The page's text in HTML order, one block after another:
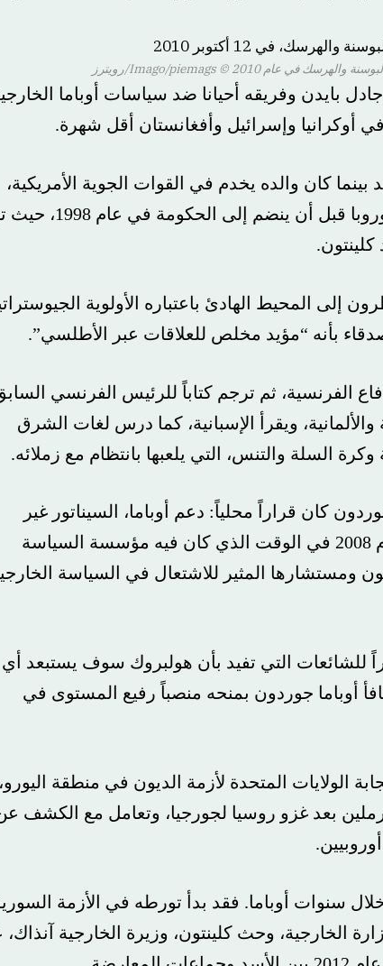
في عام 2010 © Imago/piemags/رويترز
وفريقه أحيانا ضد سياسات أوباما الخارجية،
وإسرائيل وأفغانستان أقل شهرة.
كان والده يخدم في القوات الجوية الأمريكية،
وشغل مناصب تدريسية في الولايات المتحدة وأوروبا قبل أن ينضم إلى الحكومة في عام 1998، حيث تولى
الهادئ باعتباره الأولوية الجيوستراتيجية
بأنه “مؤيد مخلص للعلاقات عبر الأطلسي”.
ثم ترجم كتاباً للرئيس الفرنسي السابق
ويقرأ الإسبانية، كما درس لغات الشرق
والتنس، التي يلعبها بانتظام مع زملائه.
قراراً محلياً: دعم أوباما، السيناتور غير
المعروف نسبياً عن ولاية إلينوي، للرئاسة في عام 2008 في الوقت الذي كان فيه مؤسسة السياسة
المثير للاشتعال في السياسة الخارجية
التي تفيد بأن هولبروك سوف يستبعد أي
جوردون بمنحه منصباً رفيع المستوى في
المتحدة لأزمة الديون في منطقة اليورو،
بعد غزو روسيا لجورجيا، وتعامل مع الكشف عن
أوباما. فقد بدأ تورطه في الأزمة السورية
وحث كلينتون، وزيرة الخارجية آنذاك، على